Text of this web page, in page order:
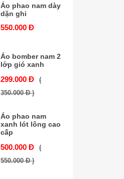
Áo phao nam dày
dặn ghi
550.000 Đ
Áo bomber nam 2
lớp gió xanh
299.000 Đ
(
350.000 Đ )
Áo phao nam
xanh lót lông cao
cấp
500.000 Đ
(
550.000 Đ )